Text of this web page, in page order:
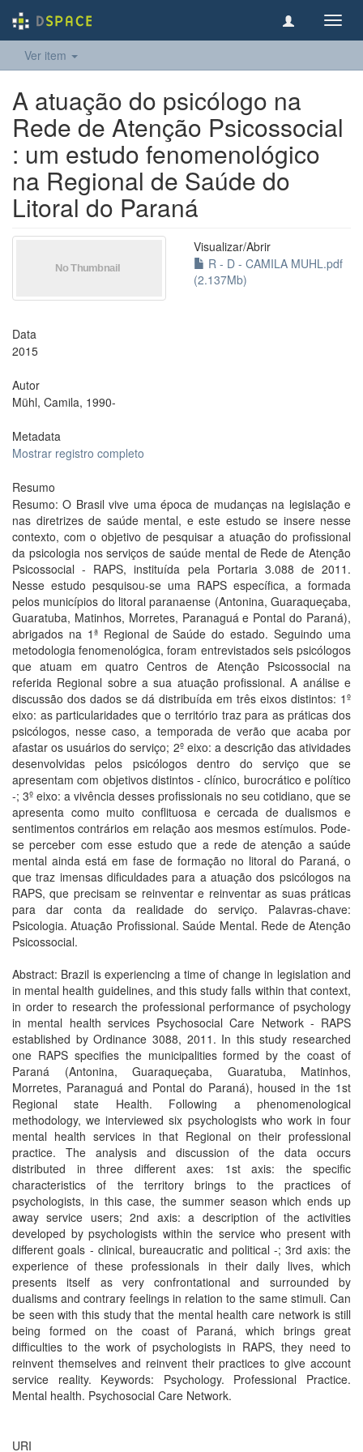
Ver item
A atuação do psicólogo na
Rede de Atenção Psicossocial
: um estudo fenomenológico
na Regional de Saúde do
Litoral do Paraná
Visualizar/Abrir
R - D - CAMILA MUHL.pdf
(2.137Mb)
Data
2015
Autor
Mühl, Camila, 1990-
Metadata
Mostrar registro completo
Resumo
Resumo: O Brasil vive uma época de mudanças na legislação e
nas diretrizes de saúde mental, e este estudo se insere nesse
contexto, com o objetivo de pesquisar a atuação do profissional
da psicologia nos serviços de saúde mental de Rede de Atenção
Psicossocial - RAPS, instituída pela Portaria 3.088 de 2011.
Nesse estudo pesquisou-se uma RAPS específica, a formada
pelos municípios do litoral paranaense (Antonina, Guaraqueçaba,
Guaratuba, Matinhos, Morretes, Paranaguá e Pontal do Paraná),
abrigados na 1ª Regional de Saúde do estado. Seguindo uma
metodologia fenomenológica, foram entrevistados seis psicólogos
que atuam em quatro Centros de Atenção Psicossocial na
referida Regional sobre a sua atuação profissional. A análise e
discussão dos dados se dá distribuída em três eixos distintos: 1º
eixo: as particularidades que o território traz para as práticas dos
psicólogos, nesse caso, a temporada de verão que acaba por
afastar os usuários do serviço; 2º eixo: a descrição das atividades
desenvolvidas pelos psicólogos dentro do serviço que se
apresentam com objetivos distintos - clínico, burocrático e político
-; 3º eixo: a vivência desses profissionais no seu cotidiano, que se
apresenta como muito conflituosa e cercada de dualismos e
sentimentos contrários em relação aos mesmos estímulos. Pode-
se perceber com esse estudo que a rede de atenção a saúde
mental ainda está em fase de formação no litoral do Paraná, o
que traz imensas dificuldades para a atuação dos psicólogos na
RAPS, que precisam se reinventar e reinventar as suas práticas
para dar conta da realidade do serviço. Palavras-chave:
Psicologia. Atuação Profissional. Saúde Mental. Rede de Atenção
Psicossocial.
Abstract: Brazil is experiencing a time of change in legislation and
in mental health guidelines, and this study falls within that context,
in order to research the professional performance of psychology
in mental health services Psychosocial Care Network - RAPS
established by Ordinance 3088, 2011. In this study researched
one RAPS specifies the municipalities formed by the coast of
Paraná (Antonina, Guaraqueçaba, Guaratuba, Matinhos,
Morretes, Paranaguá and Pontal do Paraná), housed in the 1st
Regional state Health. Following a phenomenological
methodology, we interviewed six psychologists who work in four
mental health services in that Regional on their professional
practice. The analysis and discussion of the data occurs
distributed in three different axes: 1st axis: the specific
characteristics of the territory brings to the practices of
psychologists, in this case, the summer season which ends up
away service users; 2nd axis: a description of the activities
developed by psychologists within the service who present with
different goals - clinical, bureaucratic and political -; 3rd axis: the
experience of these professionals in their daily lives, which
presents itself as very confrontational and surrounded by
dualisms and contrary feelings in relation to the same stimuli. Can
be seen with this study that the mental health care network is still
being formed on the coast of Paraná, which brings great
difficulties to the work of psychologists in RAPS, they need to
reinvent themselves and reinvent their practices to give account
service reality. Keywords: Psychology. Professional Practice.
Mental health. Psychosocial Care Network.
URI